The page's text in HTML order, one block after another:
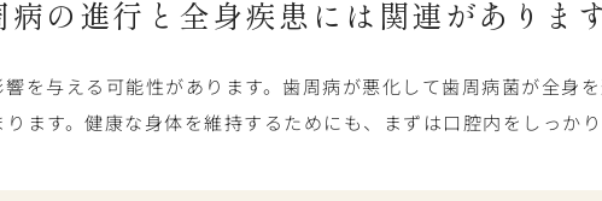
病の進行と全身疾患には 関連がありま
を与える可能性があります。歯周病が悪化して歯周病菌が全身
ます。健康な身体を維持するためにも、まずは口腔内をしっか